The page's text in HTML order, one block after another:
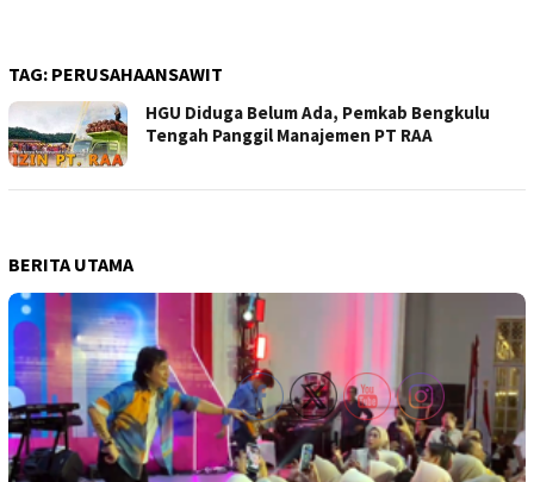
TAG: PERUSAHAANSAWIT
HGU Diduga Belum Ada, Pemkab Bengkulu
Tengah Panggil Manajemen PT RAA
BERITA UTAMA